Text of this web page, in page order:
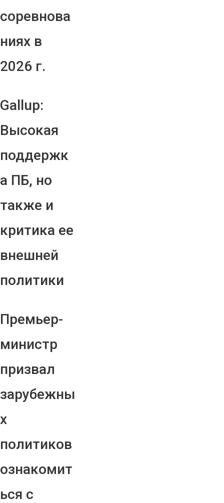
соревнова
ниях в
2026 г.
Gallup:
Высокая
поддержк
а ПБ, но
также и
критика ее
внешней
политики
Премьер-
министр
призвал
зарубежны
х
политиков
ознакомит
ься с